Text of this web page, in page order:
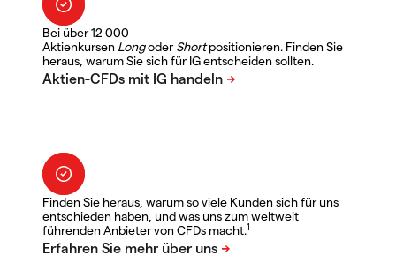
Bei über 12 000
Aktienkursen LongoderShortpositionieren. Finden Sie
heraus, warum Sie sich für IG entscheiden sollten.
Finden Sie heraus, warum so viele Kunden sich für uns
entschieden haben, und was uns zum weltweit
führenden Anbieter von CFDs macht.1